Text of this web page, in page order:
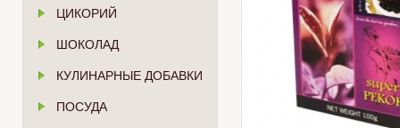
ЦИКОРИЙ
ШОКОЛАД
КУЛИНАРНЫЕ ДОБАВКИ
ПОСУДА